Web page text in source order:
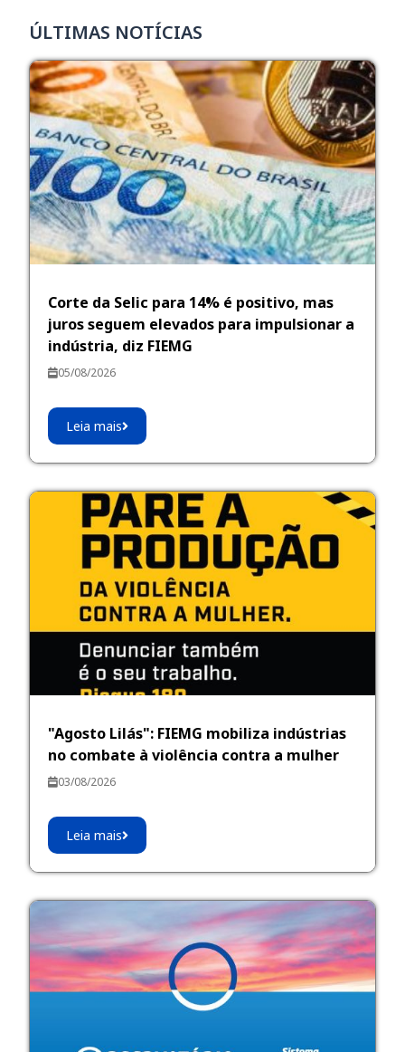
ÚLTIMAS NOTÍCIAS
Corte da Selic para 14% é positivo, mas
juros seguem elevados para impulsionar a
indústria, diz FIEMG
05/08/2026
Leia mais
"Agosto Lilás": FIEMG mobiliza indústrias
no combate à violência contra a mulher
03/08/2026
Leia mais